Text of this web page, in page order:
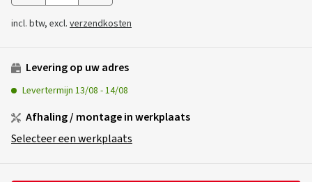
incl. btw, excl. verzendkosten
Levering op uw adres
Levertermijn 13/08 -14/08
Afhaling / montage in werkplaats
Selecteer een werkplaats